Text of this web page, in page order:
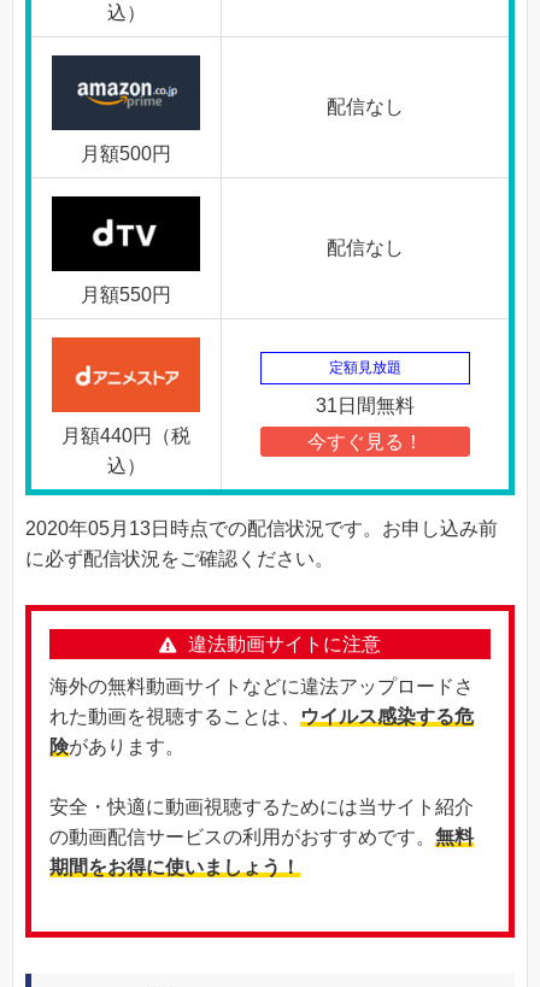
込）
月額500円
配信なし
月額550円
配信なし
月額440円（税
込）
定額見放題
31日間無料
今すぐ見る！
2020年05月13日時点での配信状況です。お申し込み前
に必ず配信状況をご確認ください。
違法動画サイトに注意
海外の無料動画サイトなどに違法アップロードさ
れた動画を視聴することは、
ウイルス感染する危
険があります。
安全・快適に動画視聴するためには当サイト紹介
の動画配信サービスの利用がおすすめです。 無料
期間をお得に使いましょう！